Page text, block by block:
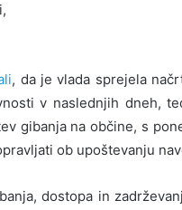
, da je vlada sprejela
v naslednjih dneh,
gibanja na občine, s
ob upoštevanju
dostopa in